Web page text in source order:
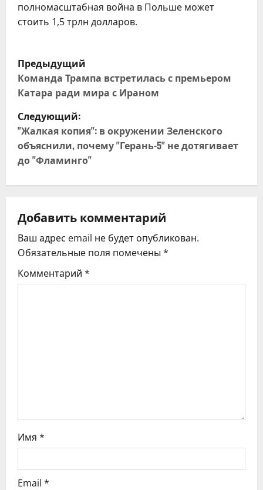
полномасштабная война в Польше может
стоить 1,5 трлн долларов.
Н
а
в
и
г
а
ц
и
я
п
с
я
м
Предыдущий
Команда Трампа встретилась с премьером
Катара ради мира с Ираном
Следующий:
"Жалкая копия": в окружении Зеленского
объяснили, почему "Герань-5" не дотягивает
до "Фламинго"
Добавить комментарий
Ваш адрес email не будет опубликован.
Обязательные поля помечены *
Комментарий *
Имя *
Email *